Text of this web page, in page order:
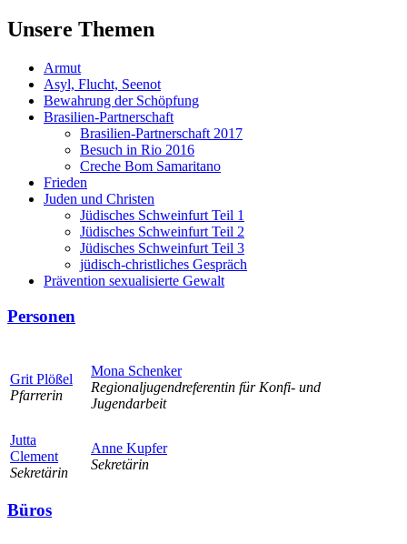
Unsere Themen
Armut
Asyl, Flucht, Seenot
Bewahrung der Schöpfung
Brasilien-Partnerschaft
Brasilien-Partnerschaft 2017
Besuch in Rio 2016
Creche Bom Samaritano
Frieden
Juden und Christen
Jüdisches Schweinfurt Teil 1
Jüdisches Schweinfurt Teil 2
Jüdisches Schweinfurt Teil 3
jüdisch-christliches Gespräch
Prävention sexualisierte Gewalt
Personen
Grit Plößel
Pfarrerin
Mona Schenker
Regionaljugendreferentin für Konfi- und
Jugendarbeit
Jutta
Clement
Sekretärin
Anne Kupfer
Sekretärin
Büros